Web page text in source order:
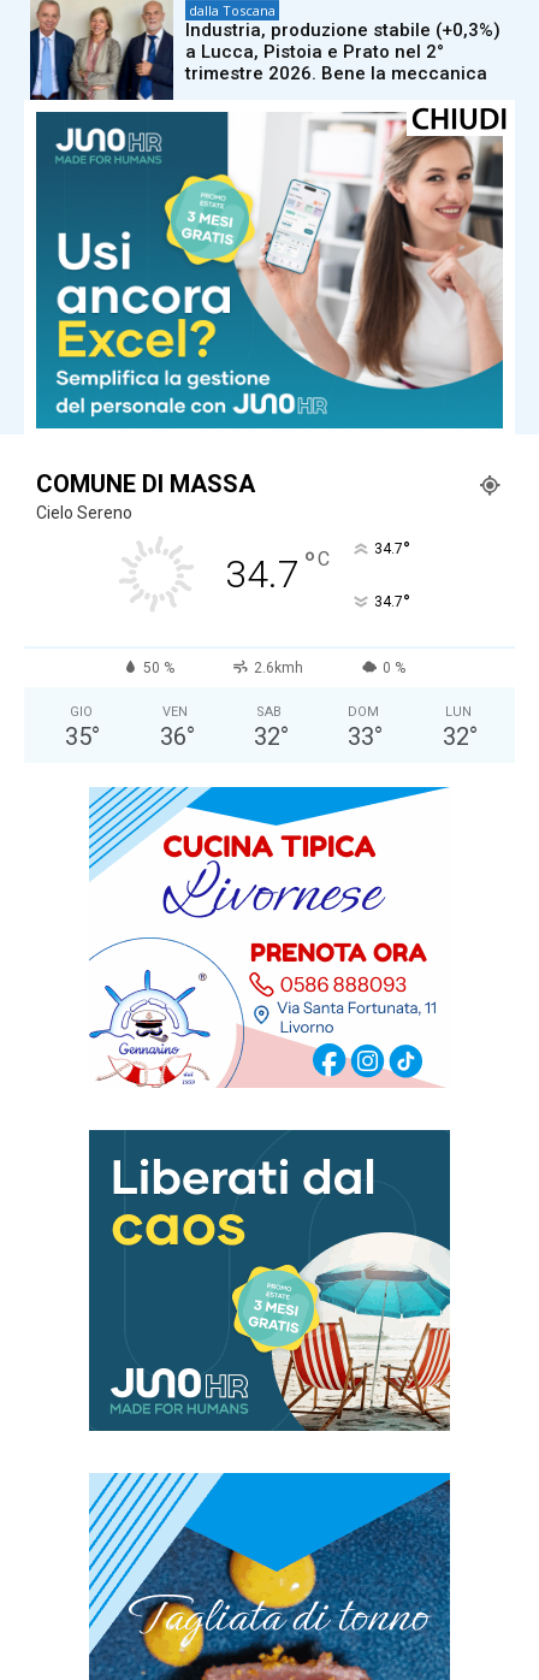
dalla Toscana
Industria, produzione stabile (+0,3%)
a Lucca, Pistoia e Prato nel 2°
trimestre 2026. Bene la meccanica
Festa U pioniera di campo largo al
via, sindaca Alberta Ticciati: “La
prima e a oggi l’unica organizzata da
forze del centrosinistra”
dalla Toscana
Odore di bruciato ma non ci sono
incendi. I vigili del fuoco: “Arriva dalla
Francia in fiamme”
Carica altri
COMUNE DI MASSA
Cielo Sereno
34.7 °C 34.7°
34.7°
50 % 2.6kmh 0 %
GIO
35°
VEN
36°
SAB
32°
DOM
33°
LUN
32°